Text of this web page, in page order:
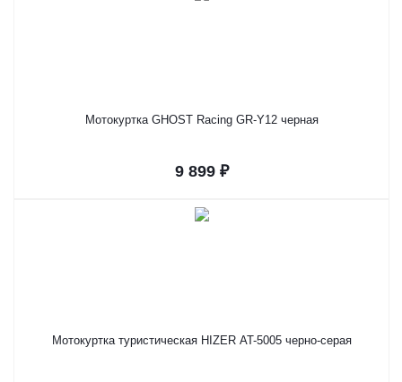
Мотокуртка GHOST Racing GR-Y12 черная
9 899 ₽
Мотокуртка туристическая HIZER AT-5005 черно-серая